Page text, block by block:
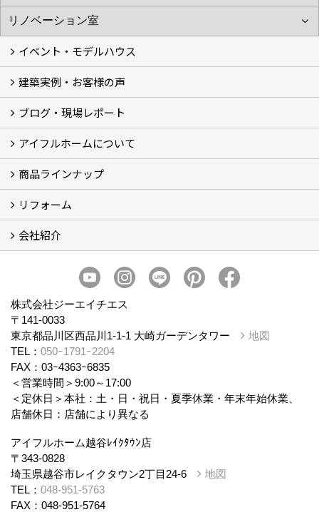
イベント・モデルハウス
イベント
モデルハウス見学
建築実例・お客様の声
建築実例
お客様の声
ブログ・現場レポート
ブログ
現場レポート
アイフルホームについて
アイフルホームについて (5)
商品ラインナップ
商品ラインナップ
リフォーム
まるごと断熱リフォーム
イベント情報
施工事例
会社紹介
スタッフ紹介
個人情報保護方針
株式会社ジーエイチエス
〒141-0033
東京都品川区西品川1-1-1 大崎ガーデンタワー
地図
TEL： 050ｰ1791ｰ2204
FAX：03ｰ4363ｰ6835
＜営業時間＞9:00～17:00
＜定休日＞本社：土・日・祝日・夏季休業・年末年始休業、
店舗休日：店舗により異なる
アイフルホーム越谷ﾚｲｸﾀｳﾝ店
〒343-0828
埼玉県越谷市レイクタウン2丁目24-6
地図
TEL： 048-951-5763
FAX：048-951-5764